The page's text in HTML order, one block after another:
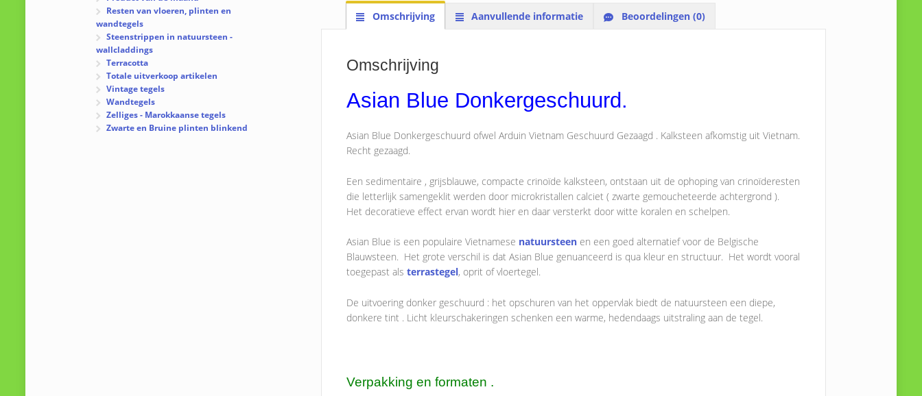
Omschrijving Aanvullende informatie Beoordelingen (0)
Omschrijving
Asian Blue Donkergeschuurd.
Asian Blue Donkergeschuurd ofwel Arduin Vietnam Geschuurd Gezaagd . Kalksteen afkomstig uit Vietnam.
Recht gezaagd.
Een sedimentaire , grijsblauwe, compacte crinoïde kalksteen, ontstaan uit de ophoping van crinoïderesten
die letterlijk samengeklit werden door microkristallen calciet ( zwarte gemoucheteerde achtergrond ).
Het decoratieve effect ervan wordt hier en daar versterkt door witte koralen en schelpen.
Asian Blue is een populaire Vietnamese natuursteen en een goed alternatief voor de Belgische
Blauwsteen. Het grote verschil is dat Asian Blue genuanceerd is qua kleur en structuur. Het wordt vooral
toegepast alsterrastegel, oprit of vloertegel.
De uitvoering donker geschuurd : het opschuren van het oppervlak biedt de natuursteen een diepe,
donkere tint . Licht kleurschakeringen schenken een warme, hedendaags uitstraling aan de tegel.
Verpakking en formaten .
Resten van vloeren, plinten en
wandtegels
Steenstrippen in natuursteen -
wallcladdings
Terracotta
Totale uitverkoop artikelen
Vintage tegels
Wandtegels
Zelliges - Marokkaanse tegels
Zwarte en Bruine plinten blinkend